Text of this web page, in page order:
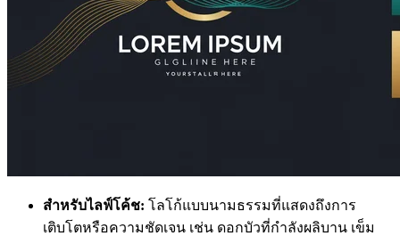
สำหรับไลฟ์โค้ช: โลโก้แบบนามธรรมที่แสดงถึงการ
เติบโตหรือความชัดเจน เช่น ดอกบัวที่กำลังผลิบาน เข็ม